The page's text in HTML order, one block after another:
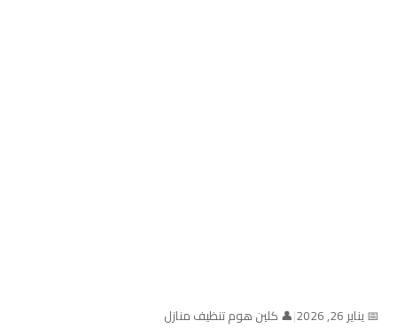
📅 يناير 26, 2026 |👤 كلين هوم تنظيف منازل